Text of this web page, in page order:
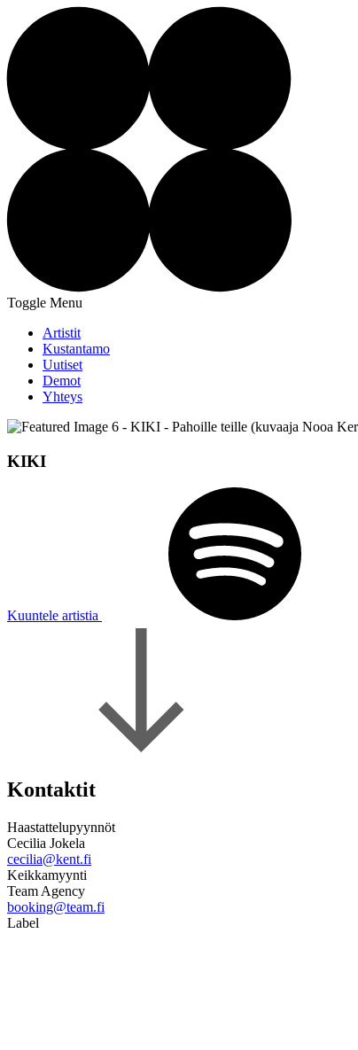
Toggle Menu
Artistit
Kustantamo
Uutiset
Demot
Yhteys
KIKI
Kuuntele artistia
Kontaktit
Haastattelupyynnöt
Cecilia Jokela
cecilia@kent.fi
Keikkamyynti
Team Agency
booking@team.fi
Label